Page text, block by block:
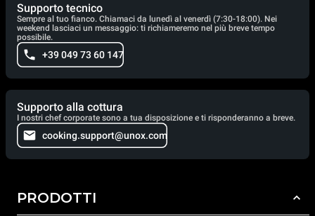
Supporto tecnico
Sempre al tuo fianco. Chiamaci da lunedì al venerdì (7:30-18:00). Nei
weekend lasciaci un messaggio: ti richiameremo nel più breve tempo
possibile.
+39 049 73 60 147
Supporto alla cottura
I nostri chef corporate sono a tua disposizione e ti risponderanno a breve.
cooking.support@unox.com
PRODOTTI